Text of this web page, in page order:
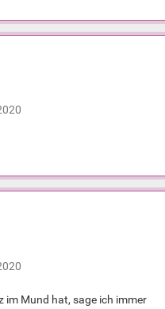
im Mund hat, sage ich immer